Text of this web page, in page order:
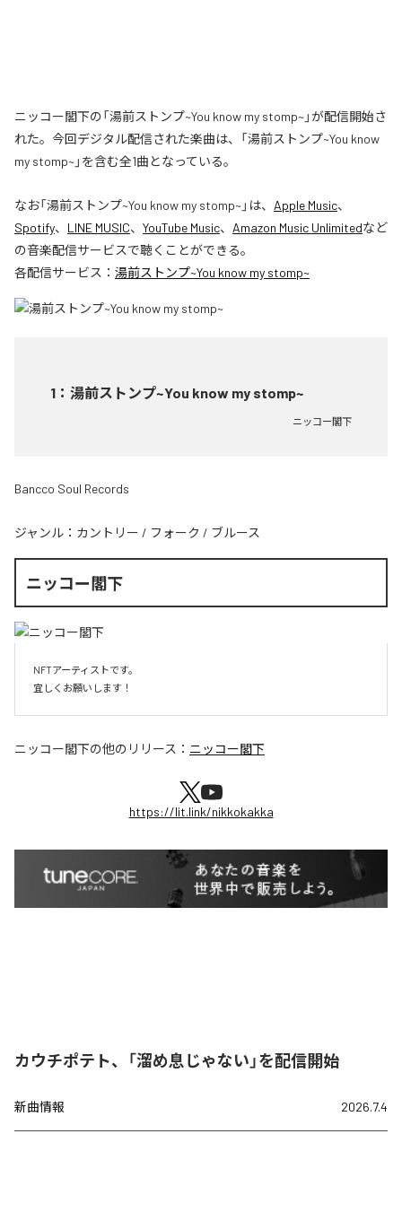
ニッコー閣下の「湯前ストンプ~You know my stomp~」が配信開始さ
れた。今回デジタル配信された楽曲は、「湯前ストンプ~You know
my stomp~」を含む全1曲となっている。
なお「湯前ストンプ~You know my stomp~」は、 Apple Music、
Spotify、 LINE MUSIC、 YouTube Music、 Amazon Music Unlimitedなど
の音楽配信サービスで聴くことができる。
各配信サービス： 湯前ストンプ~You know my stomp~
1 ： 湯前ストンプ~You know my stomp~
ニッコー閣下
Bancco Soul Records
ジャンル： カントリー / フォーク / ブルース
ニッコー閣下
NFTアーティストです。
宜しくお願いします！
ニッコー閣下の他のリリース： ニッコー閣下
https://lit.link/nikkokakka
カウチポテト、「溜め息じゃない」を配信開始
新曲情報 2026.7.4